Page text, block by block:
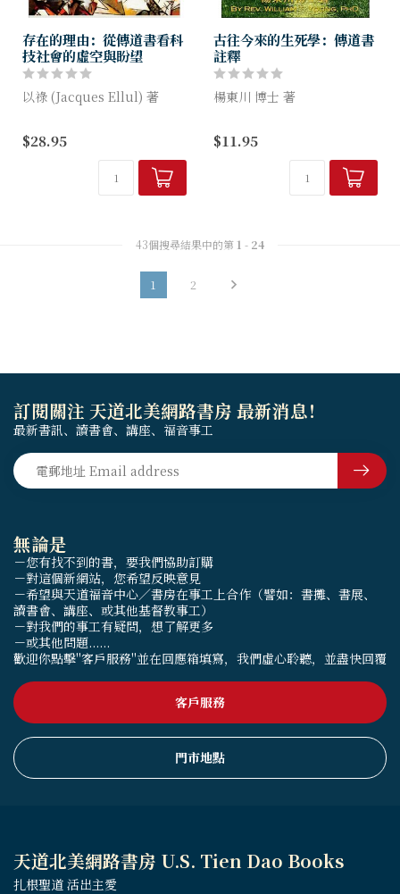
存在的理由：從傳道書看科
技社會的虛空與盼望
以祿 (Jacques Ellul) 著
問，法國社會學家以祿在研讀
並默想傳道書數十年後，寫下
這本《存在的理由：從傳道書
$28.95
古往今來的生死學：傳道書
註釋
楊東川 博士 著
部古代以色列的生死學。雖然
篇幅不長，卻道盡了古往今來
的悲歡離合。以消極的態度探
討生活中的焦慮與空幻。
$11.95
43個搜尋結果中的第 1 - 24
1 2
無論是
－您有找不到的書，要我們協助訂購
－對這個新網站，您希望反映意見
－希望與天道福音中心／書房在事工上合作（譬如：書攤、書展、
讀書會、講座、或其他基督教事工）
－對我們的事工有疑問，想了解更多
－或其他問題......
歡迎你點擊"客戶服務"並在回應箱填寫，我們虛心聆聽，並盡快回覆
客戶服務
門市地點
訂閱關注 天道北美網路書房 最新消息！
最新書訊、讀書會、講座、福音事工
天道北美網路書房 U.S. Tien Dao Books
扎根聖道 活出主愛